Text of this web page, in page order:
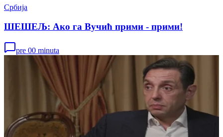
Србија
ШЕШЕЉ: Ако га Вучић прими - прими!
pre 00 minuta